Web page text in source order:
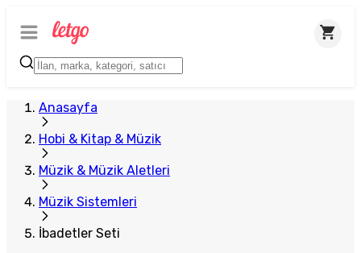
Anasayfa
Hobi & Kitap & Müzik
Müzik & Müzik Aletleri
Müzik Sistemleri
İbadetler Seti